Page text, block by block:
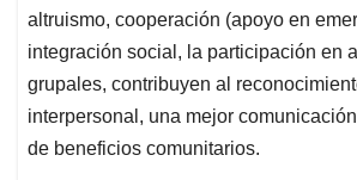
altruismo, cooperación (apoyo en
integración social, la participación en
grupales, contribuyen al
interpersonal, una mejor
de beneficios comunitarios.